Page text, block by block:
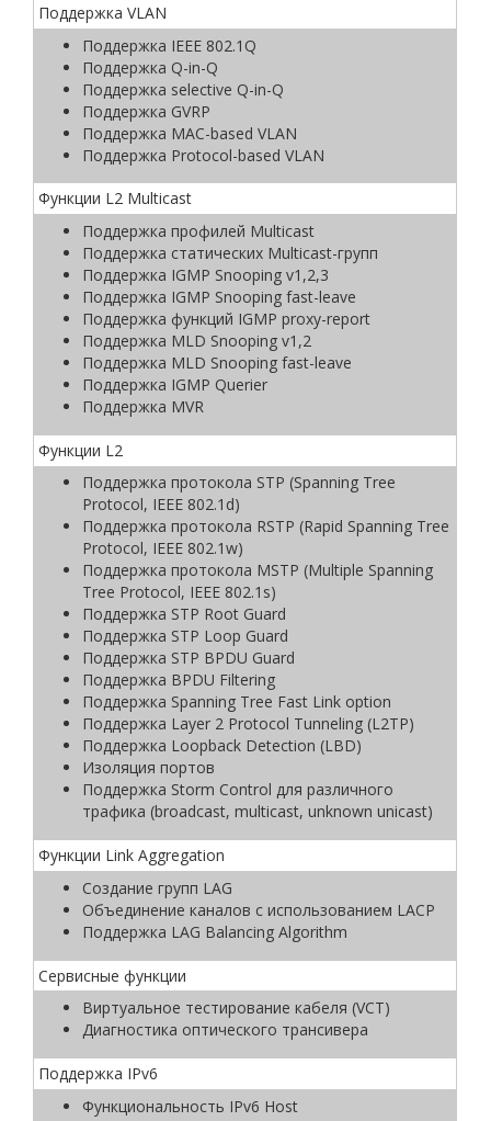
Поддержка VLAN
Поддержка IEEE 802.1Q
Поддержка Q-in-Q
Поддержка selective Q-in-Q
Поддержка GVRP
Поддержка MAC-based VLAN
Поддержка Protocol-based VLAN
Функции L2 Multicast
Поддержка профилей Multicast
Поддержка статических Multicast-групп
Поддержка IGMP Snooping v1,2,3
Поддержка IGMP Snooping fast-leave
Поддержка функций IGMP proxy-report
Поддержка MLD Snooping v1,2
Поддержка MLD Snooping fast-leave
Поддержка IGMP Querier
Поддержка MVR
Функции L2
Поддержка протокола STP (Spanning Tree
Protocol, IEEE 802.1d)
Поддержка протокола RSTP (Rapid Spanning Tree
Protocol, IEEE 802.1w)
Поддержка протокола MSTP (Multiple Spanning
Tree Protocol, IEEE 802.1s)
Поддержка STP Root Guard
Поддержка STP Loop Guard
Поддержка STP BPDU Guard
Поддержка BPDU Filtering
Поддержка Spanning Tree Fast Link option
Поддержка Layer 2 Protocol Tunneling (L2TP)
Поддержка Loopback Detection (LBD)
Изоляция портов
Поддержка Storm Control для различного
трафика (broadcast, multicast, unknown unicast)
Функции Link Aggregation
Создание групп LAG
Объединение каналов с использованием LACP
Поддержка LAG Balancing Algorithm
Сервисные функции
Виртуальное тестирование кабеля (VCT)
Диагностика оптического трансивера
Поддержка IPv6
Функциональность IPv6 Host